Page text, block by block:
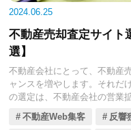
2024.06.25
不動産売却査定サイト
選】
不動産会社にとって、不動産
ャンスを増やします。それだ
の選定は、不動産会社の営業
提携すべき不動産売却査定サ
があるサイトでなければなり
不動産Web集客 反響